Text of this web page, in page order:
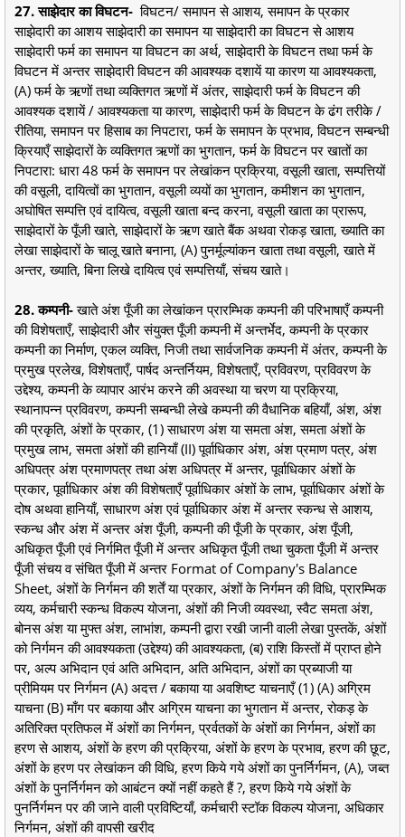
27. साझेदार का विघटन- विघटन/ समापन से आशय, समापन के प्रकार
साझेदारी का आशय साझेदारी का समापन या साझेदारी का विघटन से आशय
साझेदारी फर्म का समापन या विघटन का अर्थ, साझेदारी के विघटन तथा फर्म के
विघटन में अन्तर साझेदारी विघटन की आवश्यक दशायें या कारण या आवश्यकता,
(A) फर्म के ऋणों तथा व्यक्तिगत ऋणों में अंतर, साझेदारी फर्म के विघटन की
आवश्यक दशायें / आवश्यकता या कारण, साझेदारी फर्म के विघटन के ढंग तरीके /
रीतिया, समापन पर हिसाब का निपटारा, फर्म के समापन के प्रभाव, विघटन सम्बन्धी
क्रियाएँ साझेदारों के व्यक्तिगत ऋणों का भुगतान, फर्म के विघटन पर खातों का
निपटारा: धारा 48 फर्म के समापन पर लेखांकन प्रक्रिया, वसूली खाता, सम्पत्तियों
की वसूली, दायित्वों का भुगतान, वसूली व्ययों का भुगतान, कमीशन का भुगतान,
अघोषित सम्पत्ति एवं दायित्व, वसूली खाता बन्द करना, वसूली खाता का प्रारूप,
साझेदारों के पूँजी खाते, साझेदारों के ऋण खाते बैंक अथवा रोकड़ खाता, ख्याति का
लेखा साझेदारों के चालू खाते बनाना, (A) पुनर्मूल्यांकन खाता तथा वसूली, खाते में
अन्तर, ख्याति, बिना लिखे दायित्व एवं सम्पत्तियाँ, संचय खाते।
28. कम्पनी-खाते अंश पूँजी का लेखांकन प्रारम्भिक कम्पनी की परिभाषाएँ कम्पनी
की विशेषताएँ, साझेदारी और संयुक्त पूँजी कम्पनी में अन्तर्भेद, कम्पनी के प्रकार
कम्पनी का निर्माण, एकल व्यक्ति, निजी तथा सार्वजनिक कम्पनी में अंतर, कम्पनी के
प्रमुख प्रलेख, विशेषताएँ, पार्षद अन्तर्नियम, विशेषताएँ, प्रविवरण, प्रविवरण के
उद्देश्य, कम्पनी के व्यापार आरंभ करने की अवस्था या चरण या प्रक्रिया,
स्थानापन्न प्रविवरण, कम्पनी सम्बन्धी लेखे कम्पनी की वैधानिक बहियाँ, अंश, अंश
की प्रकृति, अंशों के प्रकार, (1) साधारण अंश या समता अंश, समता अंशों के
प्रमुख लाभ, समता अंशों की हानियाँ (II) पूर्वाधिकार अंश, अंश प्रमाण पत्र, अंश
अधिपत्र अंश प्रमाणपत्र तथा अंश अधिपत्र में अन्तर, पूर्वाधिकार अंशों के
प्रकार, पूर्वाधिकार अंश की विशेषताएँ पूर्वाधिकार अंशों के लाभ, पूर्वाधिकार अंशों के
दोष अथवा हानियाँ, साधारण अंश एवं पूर्वाधिकार अंश में अन्तर स्कन्ध से आशय,
स्कन्ध और अंश में अन्तर अंश पूँजी, कम्पनी की पूँजी के प्रकार, अंश पूँजी,
अधिकृत पूँजी एवं निर्गमित पूँजी में अन्तर अधिकृत पूँजी तथा चुकता पूँजी में अन्तर
पूँजी संचय व संचित पूँजी में अन्तर Format of Company's Balance
Sheet, अंशों के निर्गमन की शर्तें या प्रकार, अंशों के निर्गमन की विधि, प्रारम्भिक
व्यय, कर्मचारी स्कन्ध विकल्प योजना, अंशों की निजी व्यवस्था, स्वैट समता अंश,
बोनस अंश या मुफ्त अंश, लाभांश, कम्पनी द्वारा रखी जानी वाली लेखा पुस्तकें, अंशों
को निर्गमन की आवश्यकता (उद्देश्य) की आवश्यकता, (ब) राशि किस्तों में प्राप्त होने
पर, अल्प अभिदान एवं अति अभिदान, अति अभिदान, अंशों का प्रब्याजी या
प्रीमियम पर निर्गमन (A) अदत्त / बकाया या अवशिष्ट याचनाएँ (1) (A) अग्रिम
याचना (B) माँग पर बकाया और अग्रिम याचना का भुगतान में अन्तर, रोकड़ के
अतिरिक्त प्रतिफल में अंशों का निर्गमन, प्रर्वतकों के अंशों का निर्गमन, अंशों का
हरण से आशय, अंशों के हरण की प्रक्रिया, अंशों के हरण के प्रभाव, हरण की छूट,
अंशों के हरण पर लेखांकन की विधि, हरण किये गये अंशों का पुनर्निर्गमन, (A), जब्त
अंशों के पुनर्निर्गमन को आबंटन क्यों नहीं कहते हैं ?, हरण किये गये अंशों के
पुनर्निर्गमन पर की जाने वाली प्रविष्टियाँ, कर्मचारी स्टॉक विकल्प योजना, अधिकार
निर्गमन, अंशों की वापसी खरीद